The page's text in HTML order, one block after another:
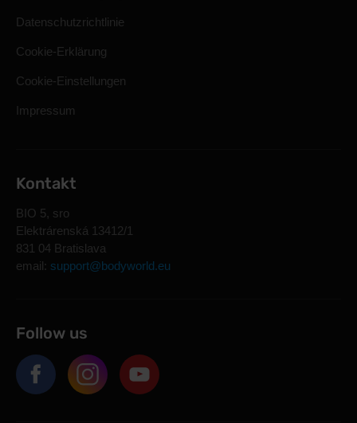
Datenschutzrichtlinie
Cookie-Erklärung
Cookie-Einstellungen
Impressum
Kontakt
BIO 5, sro
Elektrárenská 13412/1
831 04 Bratislava
email: support@bodyworld.eu
Follow us